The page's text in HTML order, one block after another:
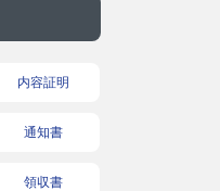
内容証明
通知書
領収書